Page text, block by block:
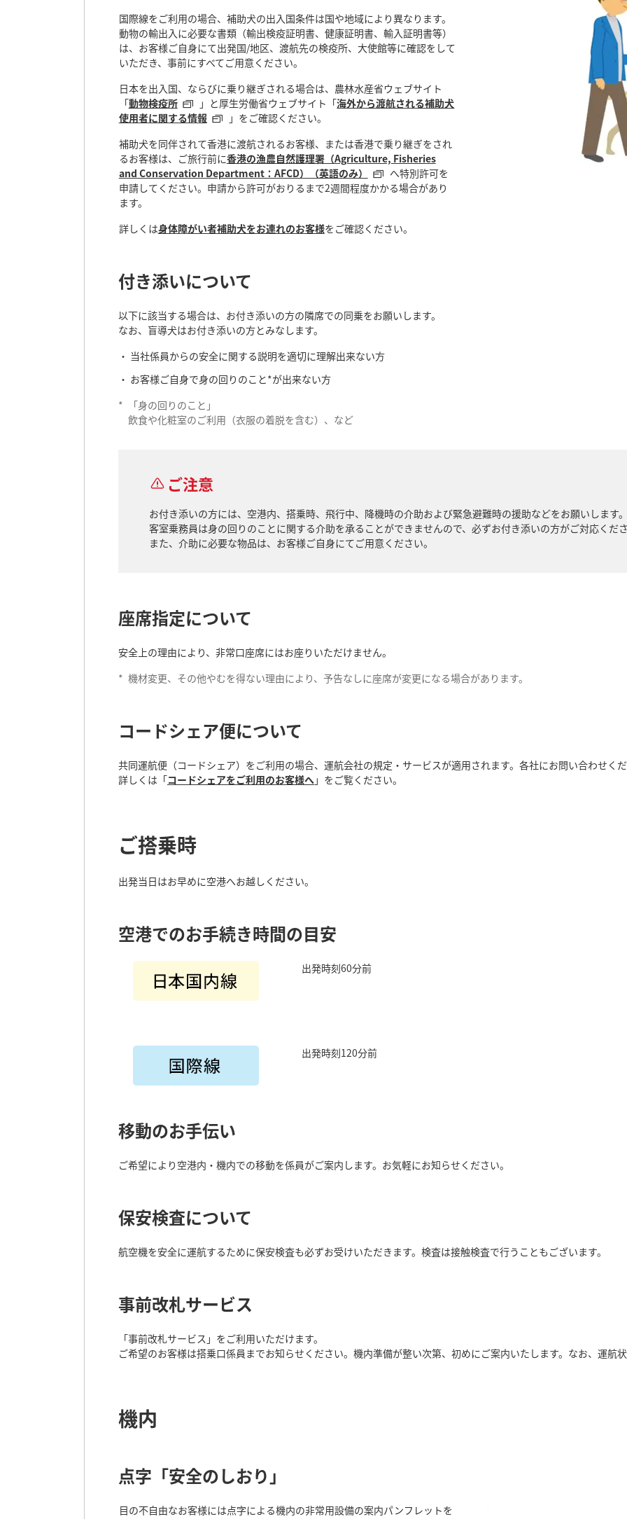
国際線をご利用の場合、補助犬の出入国条件は国や地域により異なります。
動物の輸出入に必要な書類（輸出検疫証明書、健康証明書、輸入証明書等）
は、お客様ご自身にて出発国/地区、渡航先の検疫所、大使館等に確認をして
いただき、事前にすべてご用意ください。
日本を出入国、ならびに乗り継ぎされる場合は、農林水産省ウェブサイト
「動物検疫所 」と厚生労働省ウェブサイト「海外から渡航される補助犬
使用者に関する情報
」をご確認ください。
補助犬を同伴されて香港に渡航されるお客様、または香港で乗り継ぎをされ
るお客様は、ご旅行前に香港の漁農自然護理署（Agriculture, Fisheries
and Conservation Department：AFCD）（英語のみ）
へ特別許可を
申請してください。申請から許可がおりるまで2週間程度かかる場合があり
ます。
詳しくは身体障がい者補助犬をお連れのお客様をご確認ください。
付き添いについて
以下に該当する場合は、お付き添いの方の隣席での同乗をお願いします。
なお、盲導犬はお付き添いの方とみなします。
当社係員からの安全に関する説明を適切に理解出来ない方
お客様ご自身で身の回りのこと*が出来ない方
*
「身の回りのこと」
飲食や化粧室のご利用（衣服の着脱を含む）、など
ご注意
お付き添いの方には、空港内、搭乗時、飛行中、降機時の介助および緊急避難時の援助などをお願いします
客室乗務員は身の回りのことに関する介助を承ることができませんので、必ずお付き添いの方がご対応くだ
また、介助に必要な物品は、お客様ご自身にてご用意ください。
座席指定について
安全上の理由により、非常口座席にはお座りいただけません。
* 機材変更、その他やむを得ない理由により、予告なしに座席が変更になる場合があります。
コードシェア便について
共同運航便（コードシェア）をご利用の場合、運航会社の規定・サービスが適用されます。各社にお問い合わせく
詳しくは「コードシェアをご利用のお客様へ」をご覧ください。
ご搭乗時
出発当日はお早めに空港へお越しください。
空港でのお手続き時間の目安
出発時刻60分前
出発時刻120分前
移動のお手伝い
ご希望により空港内・機内での移動を係員がご案内します。お気軽にお知らせください。
保安検査について
航空機を安全に運航するために保安検査も必ずお受けいただきます。検査は接触検査で行うこともございます。
事前改札サービス
「事前改札サービス」をご利用いただけます。
ご希望のお客様は搭乗口係員までお知らせください。機内準備が整い次第、初めにご案内いたします。なお、運航
機内
点字「安全のしおり」
目の不自由なお客様には点字による機内の非常用設備の案内パンフレットを